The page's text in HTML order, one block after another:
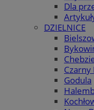
Dla
DZIELNICE
Czarny
Godula